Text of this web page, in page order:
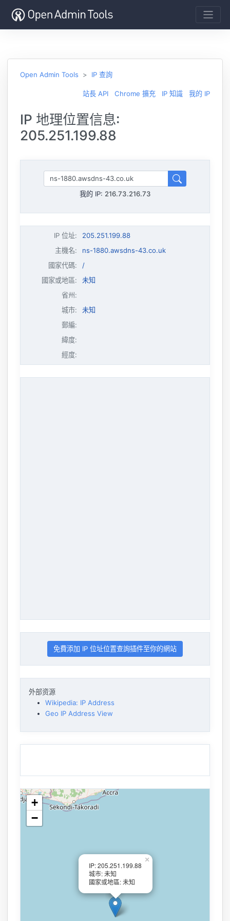
Open Admin Tools IP 查詢
站長 API Chrome 擴充 IP 知識 我的 IP
IP 地理位置信息:
205.251.199.88
我的 IP: 216.73.216.73
IP 位址:
205.251.199.88
主機名:
ns-1880.awsdns-43.co.uk
國家代碼:
/
國家或地區:
未知
省州:
城市:
未知
郵編:
緯度:
經度:
免費添加 IP 位址位置查詢插件至你的網站
外部资源
Wikipedia: IP Address
Geo IP Address View
IP: 205.251.199.88
城市: 未知
國家或地區: 未知
×
+
−